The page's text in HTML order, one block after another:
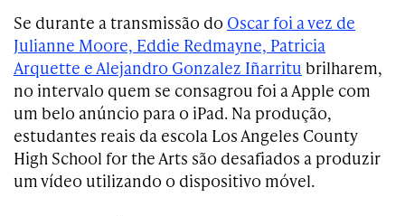
Se durante a transmissão do Oscar foi a vez de
Julianne Moore, Eddie Redmayne, Patricia
Arquette e Alejandro Gonzalez Iñarritu brilharem,
no intervalo quem se consagrou foi a Apple com
um belo anúncio para o iPad. Na produção,
estudantes reais da escola Los Angeles County
High School for the Arts são desafiados a produzir
um vídeo utilizando o dispositivo móvel.